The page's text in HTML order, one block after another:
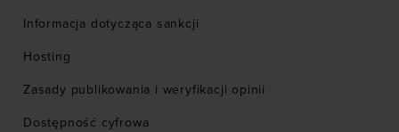
Informacja dotycząca sankcji
Hosting
Zasady publikowania i weryfikacji opinii
Dostępność cyfrowa